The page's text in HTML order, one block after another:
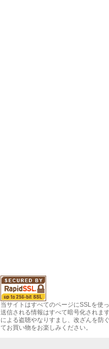
当サイトはすべてのページにSSLを使
送信される情報はすべて暗号化されま
による盗聴やなりすまし、改ざんを防
てお買い物をお楽しみください。